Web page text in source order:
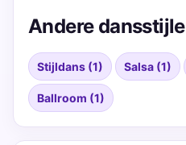
Andere
Stijldans (1) Salsa (1)
Ballroom (1)